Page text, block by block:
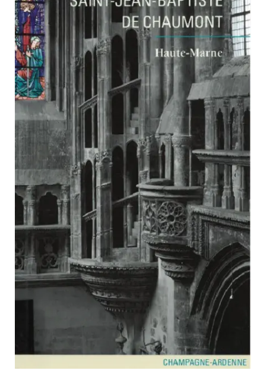
Agenda
Ressources
CATALOGUE BIBLIOGRAPHIQUE
NOS CENTRES DE DOCUMENTATION
NOS EXPOSITIONS
BASES DE DONNÉES DU
PATRIMOINE
ANNIVERSAIRE DE L’INVENTAIRE
GÉNÉRAL
Contact
PORTAIL CULTURE
Comité d'Histoire Régionale
Service Inventaire et Patrimoines de la Région Grand Est